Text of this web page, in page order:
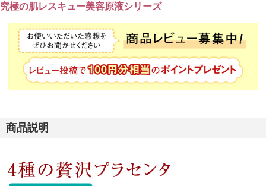
究極の肌レスキュー美容原液シリーズ
商品説明